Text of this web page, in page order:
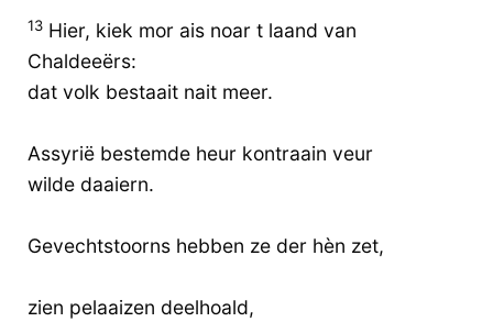
13 Hier, kiek mor ais noar t laand van
Chaldeeërs:
dat volk bestaait nait meer.
Assyrië bestemde heur kontraain veur
wilde daaiern.
Gevechtstoorns hebben ze der hèn zet,
zien pelaaizen deelhoald,